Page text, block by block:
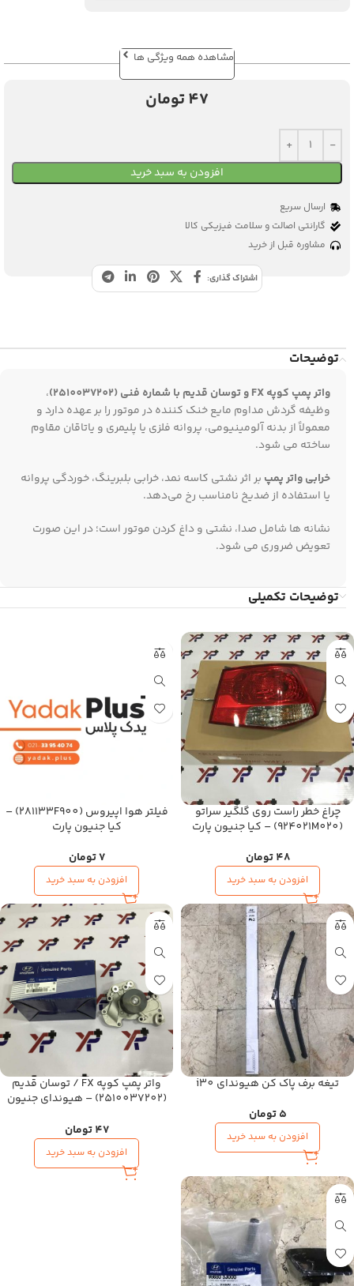
مشاهده همه ویژگی ها
47تومان
افزودن به سبد خرید
ارسال سریع
گارانتی اصالت و سلامت فیزیکی کالا
مشاوره قبل از خرید
اشتراک گذاری:
توضیحات
واتر پمپ کوپه FX و توسان قدیم با شماره فنی (2510037202)
،
وظیفه گردش مداوم مایع خنک‌ کننده در موتور را بر عهده دارد و
معمولاً از بدنه آلومینیومی، پروانه فلزی یا پلیمری و یاتاقان مقاوم
ساخته می‌ شود.
خرابیواتر پمپ بر اثر نشتی کاسه‌ نمد، خرابی بلبرینگ، خوردگی پروانه
یا استفاده از ضدیخ نامناسب رخ می‌دهد.
نشانه‌ ها شامل صدا، نشتی و داغ‌ کردن موتور است؛ در این صورت
تعویض ضروری می‌ شود.
توضیحات تکمیلی
چراغ خطر راست روی گلگیر سراتو
(924021M020) – کیا جنیون پارت
48 تومان
افزودن به سبد خرید
فیلتر هوا اپیروس (281133F900) –
کیا جنیون پارت
7تومان
افزودن به سبد خرید
تیغه برف پاک کن هیوندای i30
5 تومان
افزودن به سبد خرید
واتر پمپ کوپه FX / توسان قدیم
(2510037202) – هیوندای جنیون
47 تومان
افزودن به سبد خرید